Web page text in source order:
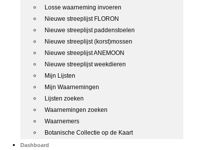
Losse waarneming invoeren
Nieuwe streeplijst FLORON
Nieuwe streeplijst paddenstoelen
Nieuwe streeplijst (korst)mossen
Nieuwe streeplijst ANEMOON
Nieuwe streeplijst weekdieren
Mijn Lijsten
Mijn Waarnemingen
Lijsten zoeken
Waarnemingen zoeken
Waarnemers
Botanische Collectie op de Kaart
Dashboard